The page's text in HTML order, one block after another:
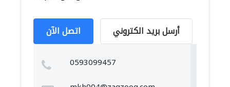
اتصل الآن أرسل بريد الكتروني
0593099457